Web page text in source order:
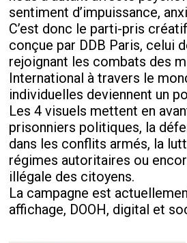
sentiment d’impuissance,
C’est donc le parti-pris
conçue par DDB Paris, celui
rejoignant les combats des
International à travers le
individuelles deviennent un
Les 4 visuels mettent en
prisonniers politiques, la
dans les conflits armés, la
régimes autoritaires ou
illégale des citoyens.
La campagne est
affichage, DOOH, digital et